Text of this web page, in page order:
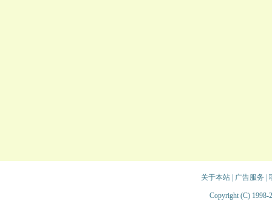
关于本站| 广告服务
Copyright (C) 1998-